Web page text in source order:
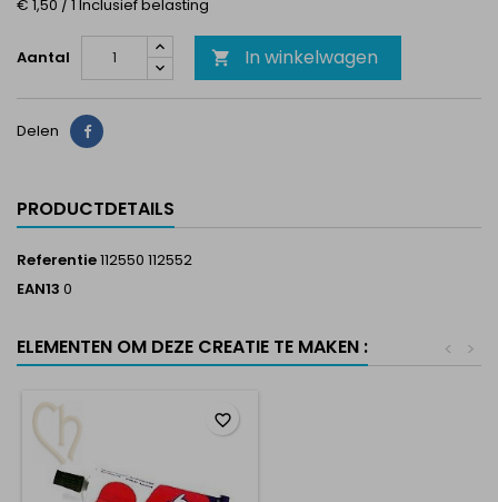
€ 1,50 / 1 Inclusief belasting
Aantal  In winkelwagen
Delen Delen
PRODUCTDETAILS
Referentie112550 112552
EAN13 0
ELEMENTEN OM DEZE CREATIE TE MAKEN : >
<
favorite_border